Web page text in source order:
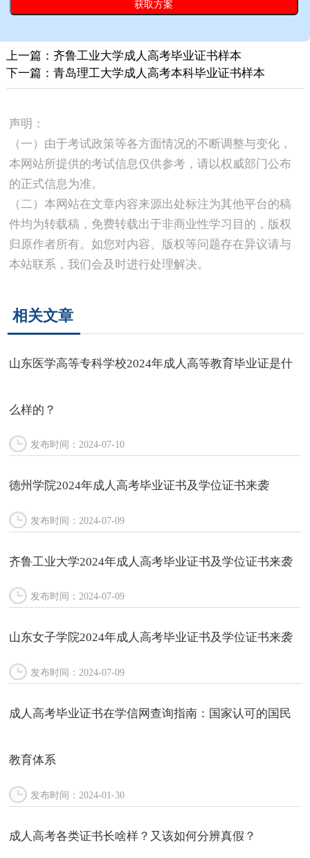
上一篇：齐鲁工业大学成人高考毕业证书样本
下一篇：青岛理工大学成人高考本科毕业证书样本
声明：
（一）由于考试政策等各方面情况的不断调整与变化，
本网站所提供的考试信息仅供参考，请以权威部门公布
的正式信息为准。
（二）本网站在文章内容来源出处标注为其他平台的稿
件均为转载稿，免费转载出于非商业性学习目的，版权
归原作者所有。如您对内容、版权等问题存在异议请与
本站联系，我们会及时进行处理解决。
相关文章
山东医学高等专科学校2024年成人高等教育毕业证是什
么样的？
发布时间：2024-07-10
德州学院2024年成人高考毕业证书及学位证书来袭
发布时间：2024-07-09
齐鲁工业大学2024年成人高考毕业证书及学位证书来袭
发布时间：2024-07-09
山东女子学院2024年成人高考毕业证书及学位证书来袭
发布时间：2024-07-09
成人高考毕业证书在学信网查询指南：国家认可的国民
教育体系
发布时间：2024-01-30
成人高考各类证书长啥样？又该如何分辨真假？